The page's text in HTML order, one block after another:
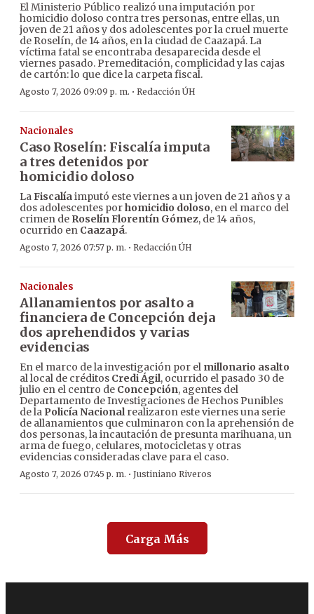
El Ministerio Público realizó una imputación por
homicidio doloso contra tres personas, entre ellas, un
joven de 21 años y dos adolescentes por la cruel muerte
de Roselín, de 14 años, en la ciudad de Caazapá. La
víctima fatal se encontraba desaparecida desde el
viernes pasado. Premeditación, complicidad y las cajas
de cartón: lo que dice la carpeta fiscal.
Agosto 7, 2026 09:09 p. m. · Redacción ÚH
Nacionales
Caso Roselín: Fiscalía imputa
a tres detenidos por
homicidio doloso
LaFiscalíaimputó este viernes a un joven de 21 años y a
dos adolescentes porhomicidio doloso, en el marco del
crimen de Roselín Florentín Gómez, de 14 años,
ocurrido en Caazapá.
Agosto 7, 2026 07:57 p. m. · Redacción ÚH
Nacionales
Allanamientos por asalto a
financiera de Concepción deja
dos aprehendidos y varias
evidencias
En el marco de la investigación por el millonario asalto
al local de créditos Credi Ágil, ocurrido el pasado 30 de
julio en el centro de Concepción, agentes del
Departamento de Investigaciones de Hechos Punibles
de la Policía Nacionalrealizaron este viernes una serie
de allanamientos que culminaron con la aprehensión de
dos personas, la incautación de presunta marihuana, un
arma de fuego, celulares, motocicletas y otras
evidencias consideradas clave para el caso.
Agosto 7, 2026 07:45 p. m. · Justiniano Riveros
Carga Más